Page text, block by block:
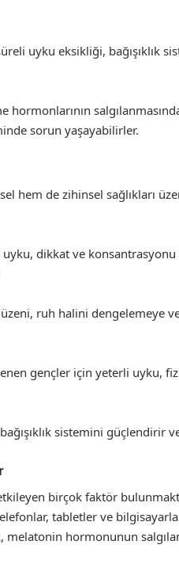
uyku eksikliği, bağışıklık
sorun yaşayabilirler.
hem de zihinsel sağlıkları
dikkat ve konsantrasyonu
ruh halini dengelemeye ve
gençler için yeterli uyku,
sistemini güçlendirir
birçok faktör
tabletler ve
melatonin hormonunun